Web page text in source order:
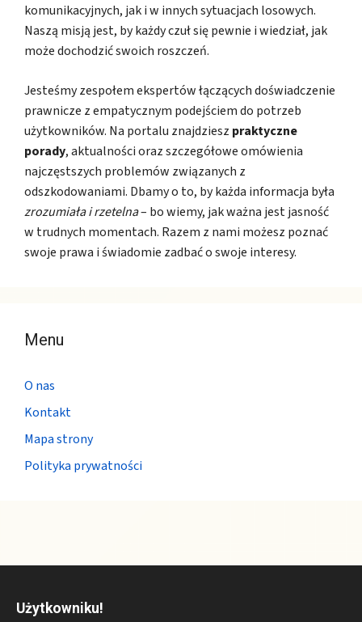
komunikacyjnych, jak i w innych sytuacjach losowych.
Naszą misją jest, by każdy czuł się pewnie i wiedział, jak
może dochodzić swoich roszczeń.
Jesteśmy zespołem ekspertów łączących doświadczenie
prawnicze z empatycznym podejściem do potrzeb
użytkowników. Na portalu znajdziesz praktyczne
porady, aktualności oraz szczegółowe omówienia
najczęstszych problemów związanych z
odszkodowaniami. Dbamy o to, by każda informacja była
zrozumiała i rzetelna– bo wiemy, jak ważna jest jasność
w trudnych momentach. Razem z nami możesz poznać
swoje prawa i świadomie zadbać o swoje interesy.
Menu
O nas
Kontakt
Mapa strony
Polityka prywatności
Użytkowniku!